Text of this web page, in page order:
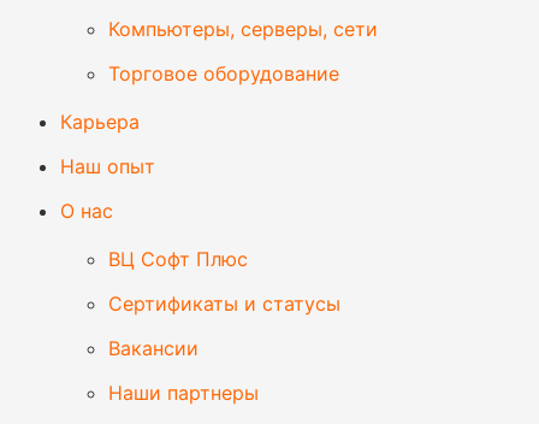
Компьютеры, серверы, сети
Торговое оборудование
Карьера
Наш опыт
О нас
ВЦ Софт Плюс
Сертификаты и статусы
Вакансии
Наши партнеры